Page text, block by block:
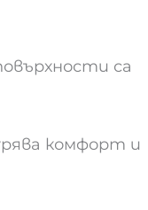
са
комфорт и